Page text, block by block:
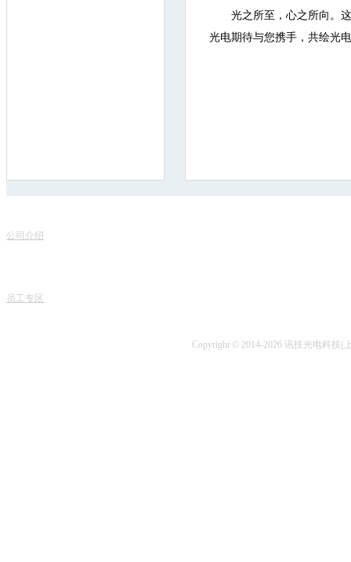
光之所至，心之所向。
光电期待与您携手，共绘光
公司介绍
员工专区
Copyright © 2014-2026 讯技光电科技(